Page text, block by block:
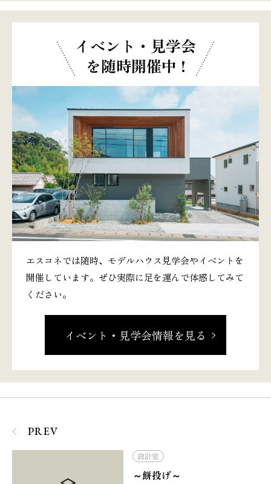
イベント・見学会
を随時開催中 !
エスコネでは随時、モデルハウス見学会やイベントを
開催しています。ぜひ実際に足を運んで体感してみて
ください。
イベント・見学会情報を見る
PREV
設計室
～餅投げ～